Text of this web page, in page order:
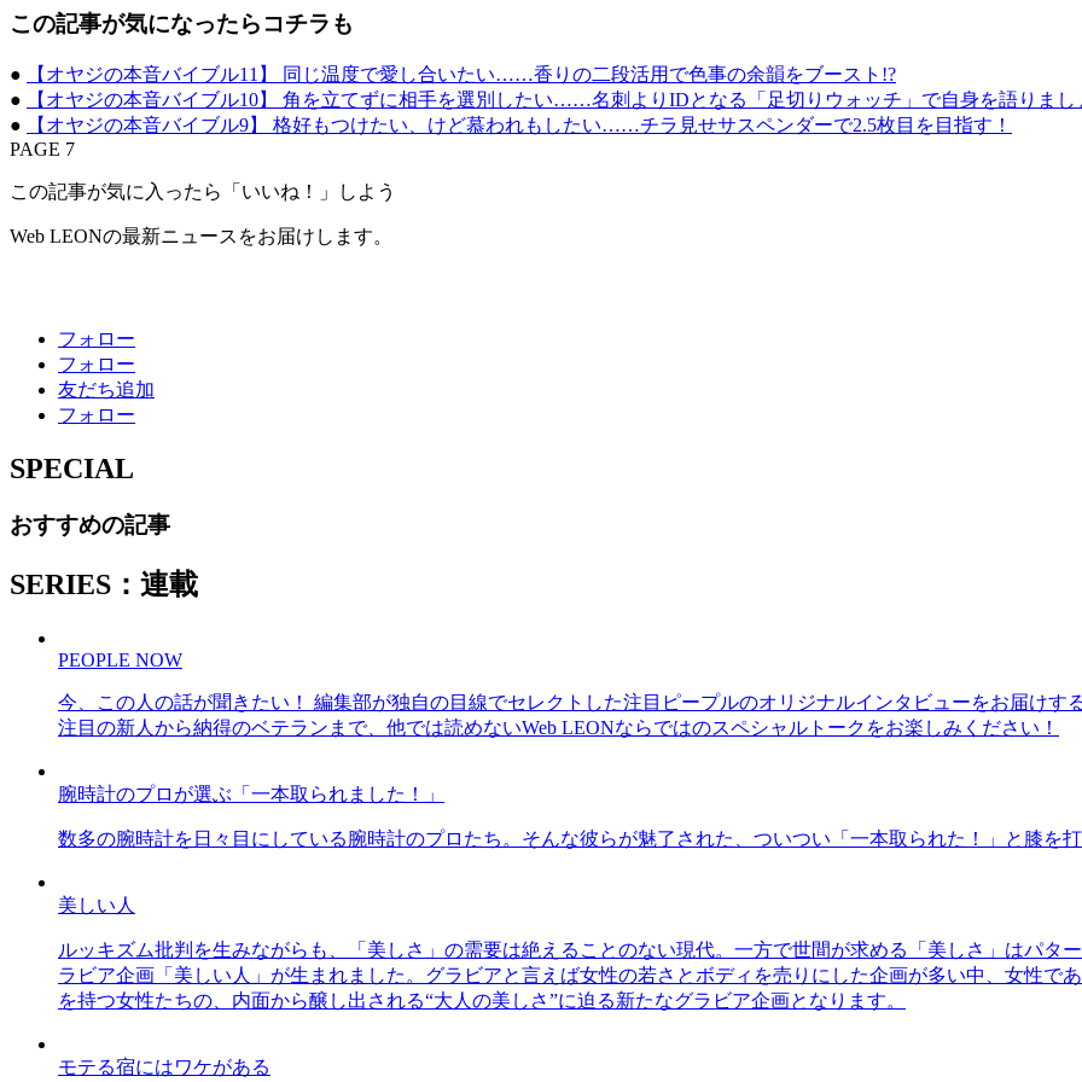
この記事が気になったらコチラも
●
【オヤジの本音バイブル11】 同じ温度で愛し合いたい……香りの二段活用で色事の余韻をブースト!?
●
【オヤジの本音バイブル10】 角を立てずに相手を選別したい……名刺よりIDとなる「足切りウォッチ」で自身を語りまし
●
【オヤジの本音バイブル9】 格好もつけたい、けど慕われもしたい……チラ見せサスペンダーで2.5枚目を目指す！
PAGE 7
この記事が気に入ったら「いいね！」しよう
Web LEONの最新ニュースをお届けします。
フォロー
フォロー
友だち追加
フォロー
SPECIAL
おすすめの記事
SERIES：連載
PEOPLE NOW
今、この人の話が聞きたい！ 編集部が独自の目線でセレクトした注目ピープルのオリジナルインタビューをお届け
注目の新人から納得のベテランまで、他では読めないWeb LEONならではのスペシャルトークをお楽しみください！
腕時計のプロが選ぶ「一本取られました！」
数多の腕時計を日々目にしている腕時計のプロたち。そんな彼らが魅了された、ついつい「一本取られた！」と膝を
美しい人
ルッキズム批判を生みながらも、「美しさ」の需要は絶えることのない現代。一方で世間が求める「美しさ」はパタ
ラビア企画「美しい人」が生まれました。グラビアと言えば女性の若さとボディを売りにした企画が多い中、女性で
を持つ女性たちの、内面から醸し出される“大人の美しさ”に迫る新たなグラビア企画となります。
モテる宿にはワケがある